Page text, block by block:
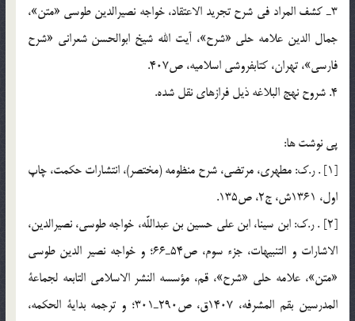
3ـ كشف المراد في شرح تجريد الاعتقاد، خواجه نصيرالدين طوسي «متن»،
جمال الدين علامه حلي «شرح»، آيت الله شيخ ابوالحسن شعراني «شرح
فارسي»، تهران، كتابفروشي اسلاميه، ص407.
4. شروح نهج البلاغه ذیل فرازهای نقل شده.
پي نوشت ها:
[1] . ر.ك: مطهري، مرتضي، شرح منظومه (مختصر)، انتشارات حكمت، چاپ
اول، 1361ش، ج2، ص135.
[2] . ر.ك: ابن سينا، ابن علي حسين بن عبداللَّه، خواجه طوسي، نصيرالدين،
الاشارات و التنبيهات، جزء سوم، ص54ـ66؛ و خواجه نصير الدين طوسي
«متن»، علامه حلي «شرح»، قم، مؤسسه النشر الاسلامي التابعه لجماعة
المدرسين بقم المشرفه، 1407ق، ص290ـ301؛ و ترجمه بداية الحكمه،